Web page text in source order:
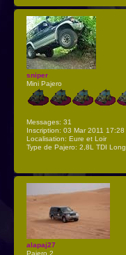
sniper
Mini Pajero
Messages: 31
Inscription: 03 Mar 2011 17:28
Localisation: Eure et Loir
Type de Pajero: 2,8L TDI Long
alapaj27